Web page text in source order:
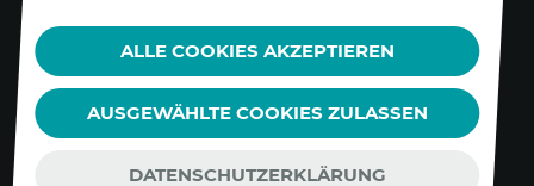
Barrierefreiheitserklärung
Impressum
ALLE COOKIES AKZEPTIEREN
AUSGEWÄHLTE COOKIES ZULASSEN
DATENSCHUTZERKLÄRUNG